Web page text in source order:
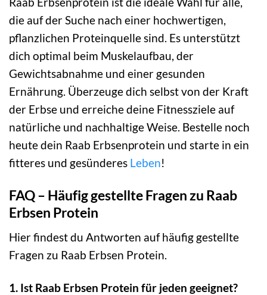
die auf der Suche nach einer hochwertigen,
pflanzlichen Proteinquelle sind. Es unterstützt
dich optimal beim Muskelaufbau, der
Gewichtsabnahme und einer gesunden
Ernährung. Überzeuge dich selbst von der Kraft
der Erbse und erreiche deine Fitnessziele auf
natürliche und nachhaltige Weise. Bestelle noch
heute dein Raab Erbsenprotein und starte in ein
fitteres und gesünderes Leben!
FAQ – Häufig gestellte Fragen zu Raab
Erbsen Protein
Hier findest du Antworten auf häufig gestellte
Fragen zu Raab Erbsen Protein.
1. Ist Raab Erbsen Protein für jeden geeignet?